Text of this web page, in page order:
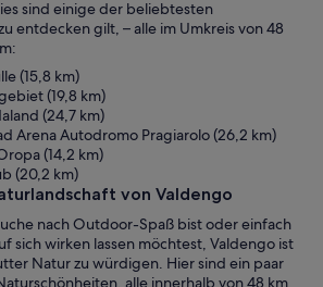
sind einige der beliebtesten
entdecken gilt, – alle im Umkreis von 48
(15,8 km)
(19,8 km)
(24,7 km)
Arena Autodromo Pragiarolo (26,2 km)
(14,2 km)
(20,2 km)
von Valdengo
nach Outdoor-Spaß bist oder einfach
sich wirken lassen möchtest, Valdengo ist
Natur zu würdigen. Hier sind ein paar